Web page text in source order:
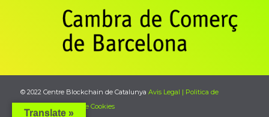
© 2022 Centre Blockchain de Catalunya Avis Legal | Politica de
Politica de Cookies
Translate »